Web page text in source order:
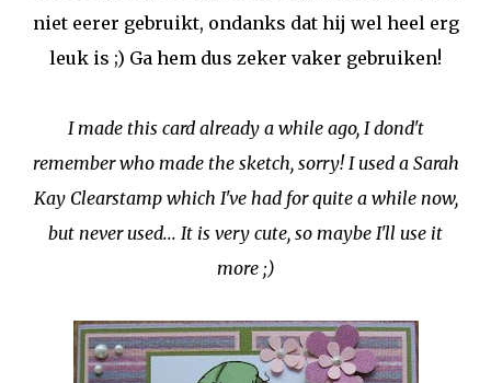
niet eerer gebruikt, ondanks dat hij wel heel erg
leuk is ;) Ga hem dus zeker vaker gebruiken!
I made this card already a while ago, I dond't
remember who made the sketch, sorry! I used a Sarah
Kay Clearstamp which I've had for quite a while now,
but never used... It is very cute, so maybe I'll use it
more ;)